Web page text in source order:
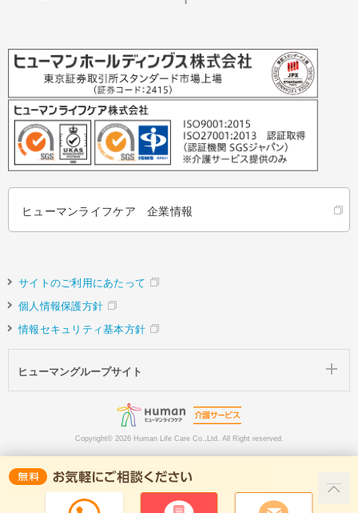
ヒューマンライフケア 企業情報
サイトのご利用にあたって
個人情報保護方針
情報セキュリティ基本方針
ヒューマングループサイト
Copyright© 2026 Human Life Care Co.,Ltd. All Right reserved.